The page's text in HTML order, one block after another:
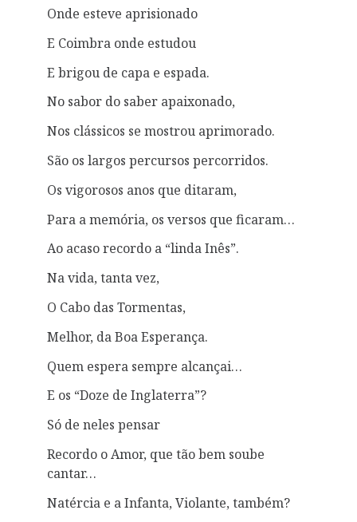
Onde esteve aprisionado
E Coimbra onde estudou
E brigou de capa e espada.
No sabor do saber apaixonado,
Nos clássicos se mostrou aprimorado.
São os largos percursos percorridos.
Os vigorosos anos que ditaram,
Para a memória, os versos que ficaram…
Ao acaso recordo a “linda Inês”.
Na vida, tanta vez,
O Cabo das Tormentas,
Melhor, da Boa Esperança.
Quem espera sempre alcançai…
E os “Doze de Inglaterra”?
Só de neles pensar
Recordo o Amor, que tão bem soube
cantar…
Natércia e a Infanta, Violante, também?